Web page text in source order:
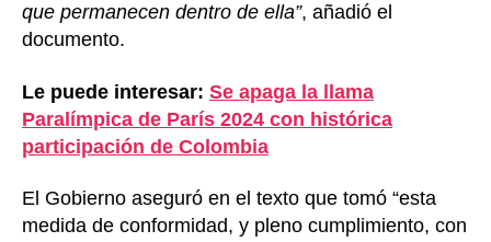
que permanecen dentro de ella”, añadió el
documento.
Le puede interesar: Se apaga la llama
Paralímpica de París 2024 con histórica
participación de Colombia
El Gobierno aseguró en el texto que tomó “esta
medida de conformidad, y pleno cumplimiento, con